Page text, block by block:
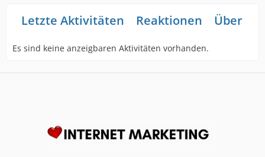
Letzte Aktivitäten Reaktionen Über
Es sind keine anzeigbaren Aktivitäten vorhanden.